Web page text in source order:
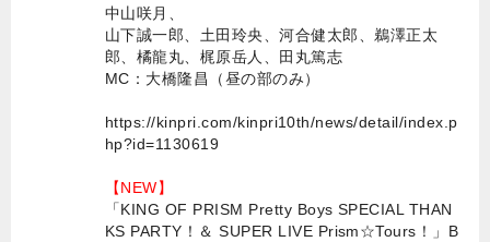
中山咲月、
山下誠一郎、土田玲央、河合健太郎、鵜澤正太
郎、橘龍丸、梶原岳人、田丸篤志
MC：大橋隆昌（昼の部のみ）
https://kinpri.com/kinpri10th/news/detail/index.p
hp?id=1130619
【NEW】
「KING OF PRISM Pretty Boys SPECIAL THAN
KS PARTY！＆ SUPER LIVE Prism☆Tours！」B